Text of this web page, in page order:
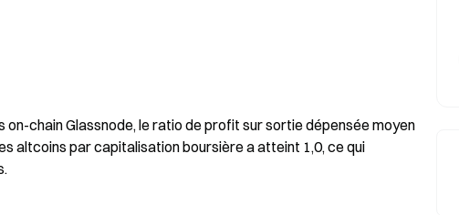
on-chain Glassnode, le ratio de profit sur sortie dépensée moyen
altcoins par capitalisation boursière a atteint 1,0, ce qui